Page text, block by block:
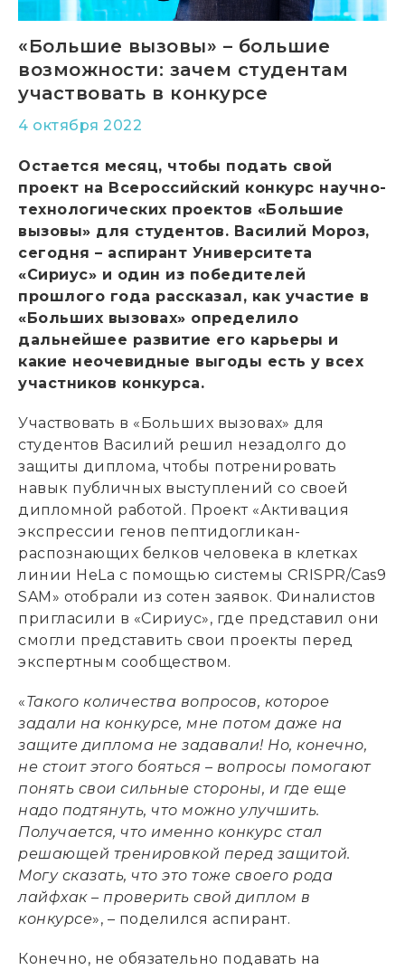
«Большие вызовы» – большие
возможности: зачем студентам
участвовать в конкурсе
4 октября 2022
Остается месяц, чтобы подать свой
проект на Всероссийский конкурс научно-
технологических проектов «Большие
вызовы» для студентов. Василий Мороз,
сегодня – аспирант Университета
«Сириус» и один из победителей
прошлого года рассказал, как участие в
«Больших вызовах» определило
дальнейшее развитие его карьеры и
какие неочевидные выгоды есть у всех
участников конкурса.
Участвовать в «Больших вызовах» для
студентов Василий решил незадолго до
защиты диплома, чтобы потренировать
навык публичных выступлений со своей
дипломной работой. Проект «Активация
экспрессии генов пептидогликан-
распознающих белков человека в клетках
линии HeLa с помощью системы CRISPR/Cas9
SAM» отобрали из сотен заявок. Финалистов
пригласили в «Сириус», где представил они
смогли представить свои проекты перед
экспертным сообществом.
«Такого количества вопросов, которое
задали на конкурсе, мне потом даже на
защите диплома не задавали! Но, конечно,
не стоит этого бояться – вопросы помогают
понять свои сильные стороны, и где еще
надо подтянуть, что можно улучшить.
Получается, что именно конкурс стал
решающей тренировкой перед защитой.
Могу сказать, что это тоже своего рода
лайфхак – проверить свой диплом в
конкурсе», – поделился аспирант.
Конечно, не обязательно подавать на